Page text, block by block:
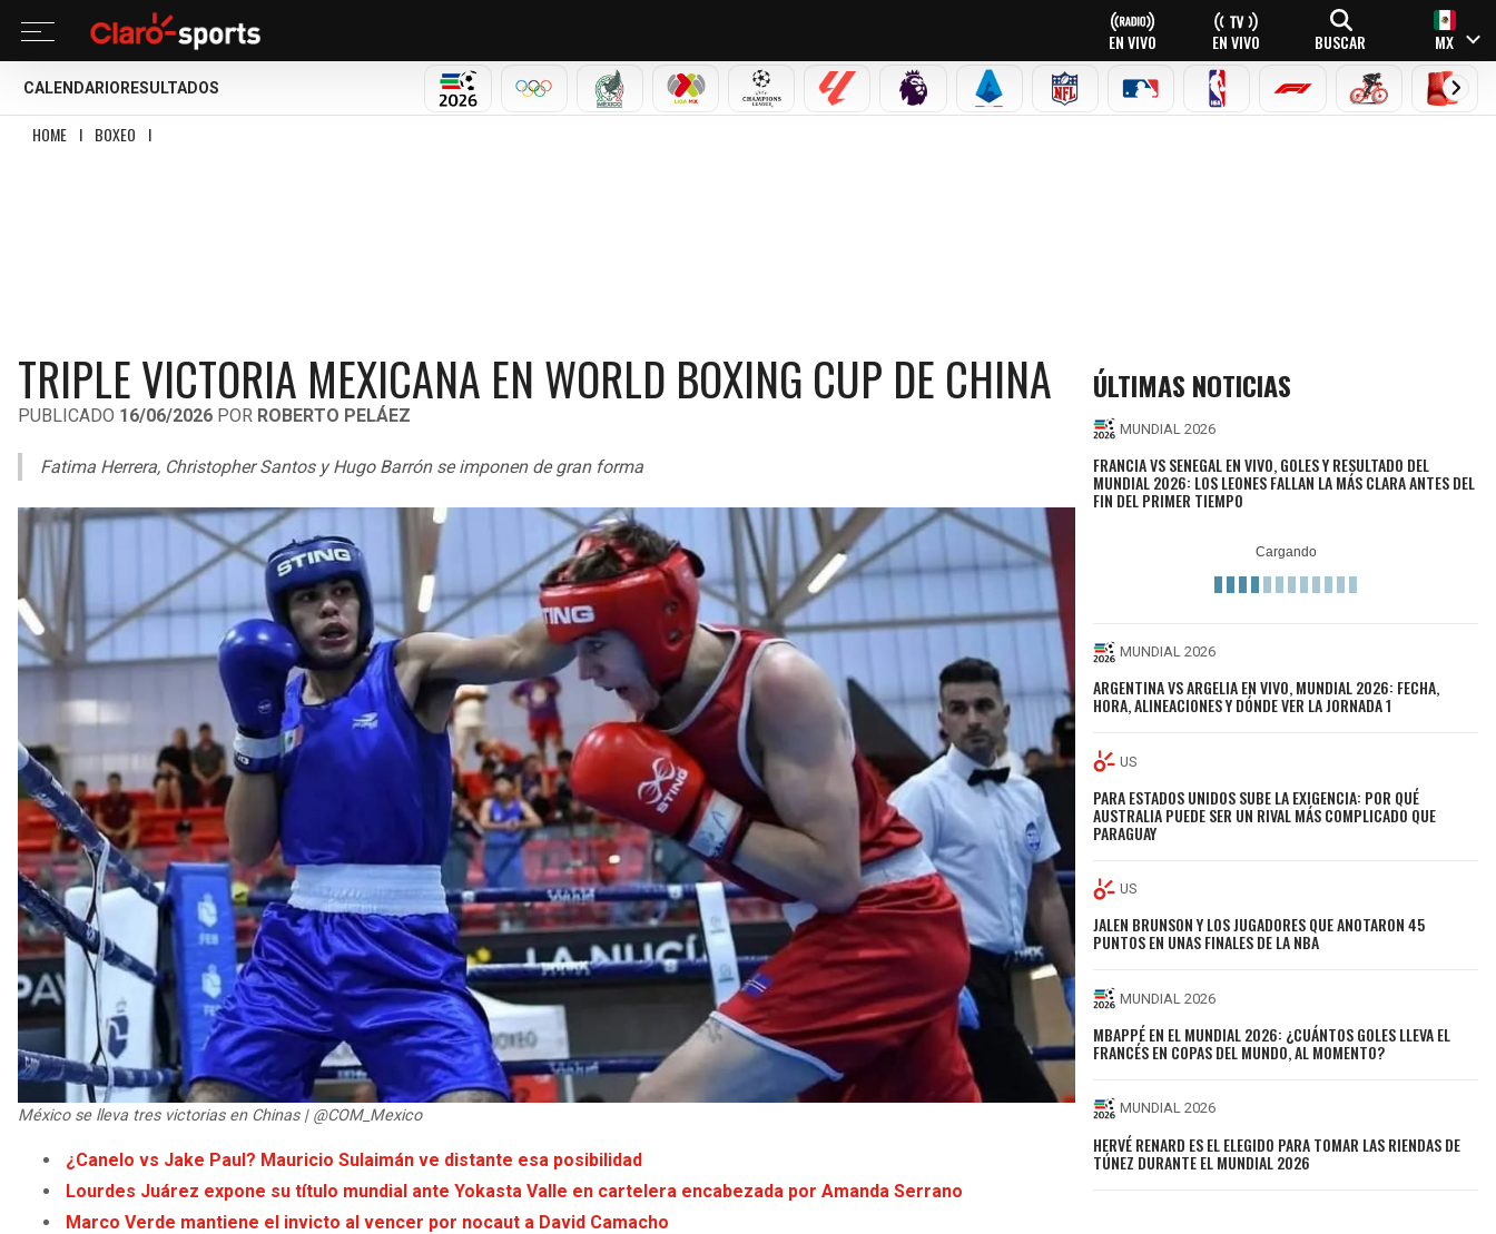
EN VIVO EN VIVO BUSCAR MX
CALENDARIO RESULTADOS
MUNDIAL 2026OLÍMPICOSSELECCIÓN MEXICANA
LIGA MX CHAMPIONS LEAGUE
LALIGA PREMIER LEAGUE
SERIE A NFL MLB NBA FÓRMULA 1CICLISMOBOXEO
HOME I BOXEO I
TRIPLE VICTORIA MEXICANA EN WORLD BOXING CUP DE CHINA
PUBLICADO 16/06/2026 POR ROBERTO PELÁEZ
Fatima Herrera, Christopher Santos y Hugo Barrón se imponen de gran forma
México se lleva tres victorias en Chinas | @COM_Mexico
¿Canelo vs Jake Paul? Mauricio Sulaimán ve distante esa posibilidad
Lourdes Juárez expone su título mundial ante Yokasta Valle en cartelera encabezada por Amanda Serrano
Marco Verde mantiene el invicto al vencer por nocaut a David Camacho
ÚLTIMAS NOTICIAS
MUNDIAL 2026
FRANCIA VS SENEGAL EN VIVO, GOLES Y RESULTADO DEL
MUNDIAL 2026: LOS LEONES FALLAN LA MÁS CLARA ANTES DEL
FIN DEL PRIMER TIEMPO
MUNDIAL 2026
ARGENTINA VS ARGELIA EN VIVO, MUNDIAL 2026: FECHA,
HORA, ALINEACIONES Y DÓNDE VER LA JORNADA 1
US
PARA ESTADOS UNIDOS SUBE LA EXIGENCIA: POR QUÉ
AUSTRALIA PUEDE SER UN RIVAL MÁS COMPLICADO QUE
PARAGUAY
US
JALEN BRUNSON Y LOS JUGADORES QUE ANOTARON 45
PUNTOS EN UNAS FINALES DE LA NBA
MUNDIAL 2026
MBAPPÉ EN EL MUNDIAL 2026: ¿CUÁNTOS GOLES LLEVA EL
FRANCÉS EN COPAS DEL MUNDO, AL MOMENTO?
MUNDIAL 2026
HERVÉ RENARD ES EL ELEGIDO PARA TOMAR LAS RIENDAS DE
TÚNEZ DURANTE EL MUNDIAL 2026